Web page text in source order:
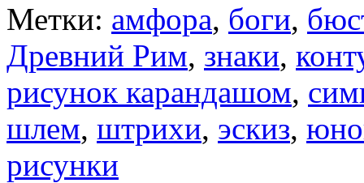
Метки: амфора, боги,
Древний Рим, знаки,
рисунок карандашом,
шлем, штрихи, эскиз,
рисунки